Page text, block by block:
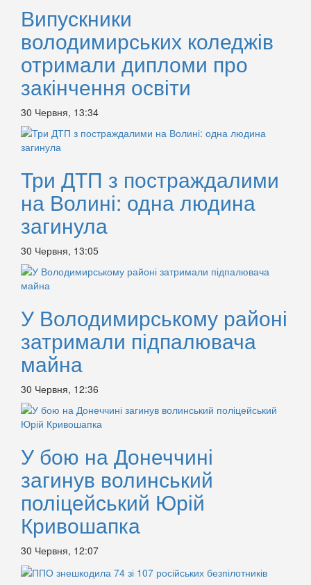
Випускники
володимирських коледжів
отримали дипломи про
закінчення освіти
30 Червня, 13:34
Три ДТП з постраждалими
на Волині: одна людина
загинула
30 Червня, 13:05
У Володимирському районі
затримали підпалювача
майна
30 Червня, 12:36
У бою на Донеччині
загинув волинський
поліцейський Юрій
Кривошапка
30 Червня, 12:07